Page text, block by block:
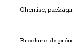
Chemise,
Brochure de